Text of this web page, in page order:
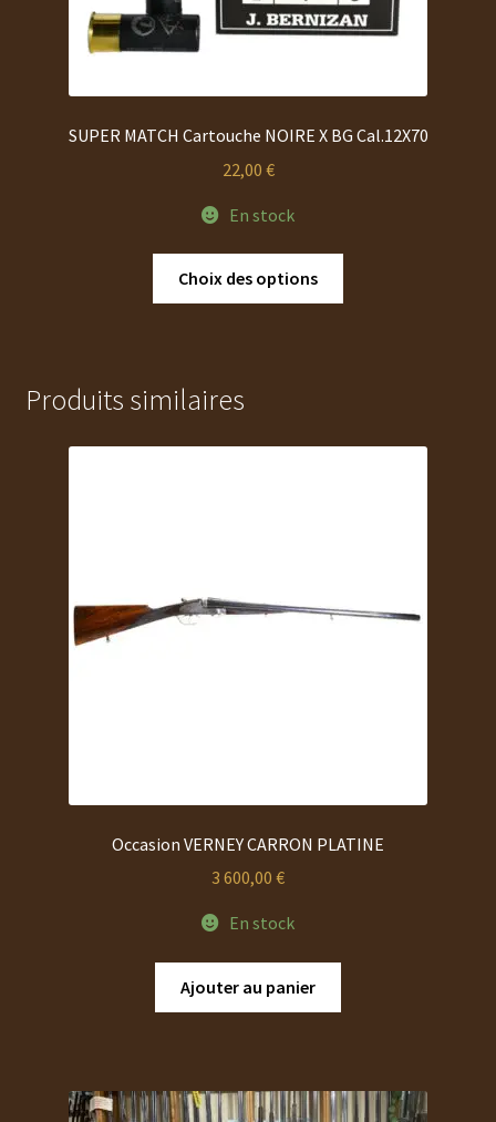
SUPER MATCH Cartouche NOIRE X BG Cal.12X70
22,00 €
En stock
Choix des options
Produits similaires
Occasion VERNEY CARRON PLATINE
3 600,00 €
En stock
Ajouter au panier